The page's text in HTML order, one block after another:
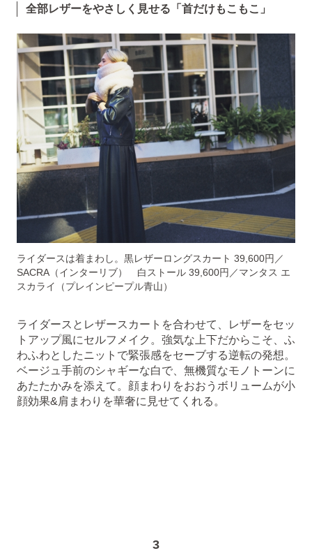
全部レザーをやさしく見せる「首だけもこもこ 」
ライダースは着まわし。黒レザーロングスカート 39,600円／
SACRA（インターリブ） 白ストール 39,600円／マンタス エ
スカライ（プレインピープル青山）
ライダースとレザースカートを合わせて、レザーをセッ
トアップ風にセルフメイク。強気な上下だからこそ、ふ
わふわとしたニットで緊張感をセーブする逆転の発想。
ベージュ手前のシャギーな白で、無機質なモノトーンに
あたたかみを添えて。顔まわりをおおうボリュームが小
顔効果&肩まわりを華奢に見せてくれる。
3